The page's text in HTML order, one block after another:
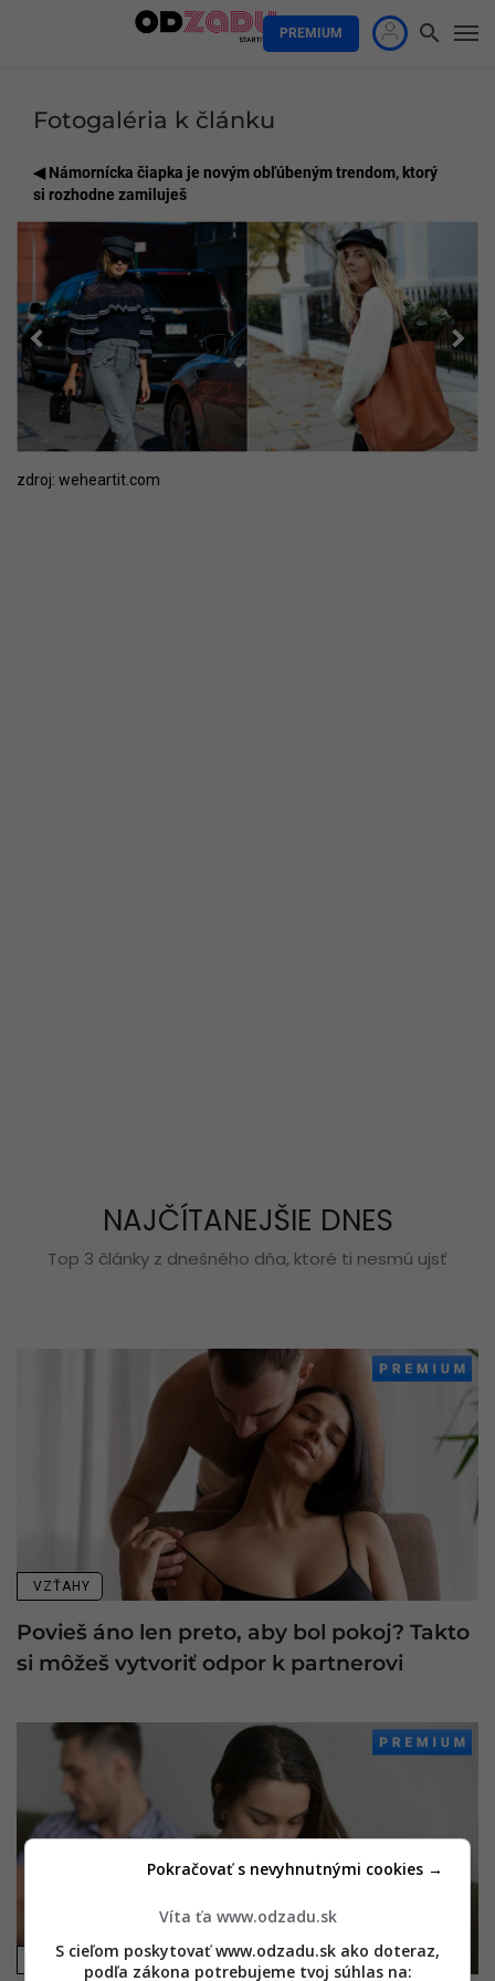
PREMIUM
Fotogaléria k článku
Námornícka čiapka je novým obľúbeným trendom, ktorý
si rozhodne zamiluješ
zdroj: weheartit.com
NAJČÍTANEJŠIE DNES
Top 3 články z dnešného dňa, ktoré ti nesmú ujsť
VZŤAHY
Povieš áno len preto, aby bol pokoj? Takto
si môžeš vytvoriť odpor k partnerovi
VZŤAHY
Víta ťa www.odzadu.sk
S cieľom poskytovať www.odzadu.sk ako doteraz,
podľa zákona potrebujeme tvoj súhlas na:
Pokračovať s nevyhnutnými cookies →